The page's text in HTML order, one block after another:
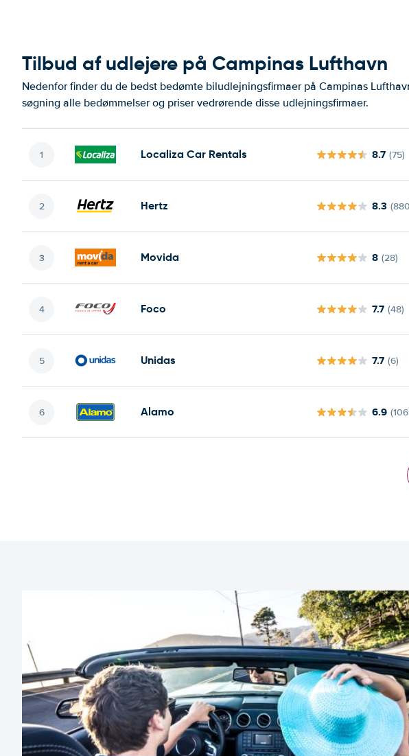
Tilbud af udlejere på Campinas Lufthavn
Nedenfor finder du de bedst bedømte biludlejningsfirmaer på Campinas
søgning alle bedømmelser og priser vedrørende disse udlejningsfirmaer.
Localiza Car Rentals 8.7 (75)
Hertz 8.3
Movida 8 (28)
Foco 7.7 (48)
Unidas 7.7 (6)
Alamo 6.9